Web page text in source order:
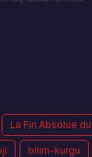
La Fin Absolue
bilim-kurgu